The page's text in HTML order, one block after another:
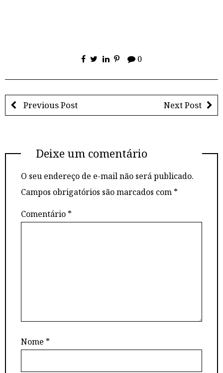
0
Previous Post Next Post
Deixe um comentário
O seu endereço de e-mail não será publicado.
Campos obrigatórios são marcados com *
Comentário *
Nome *